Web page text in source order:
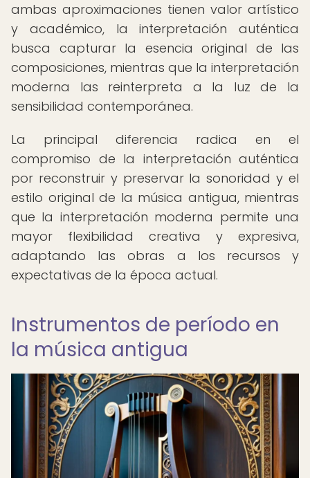
ambas aproximaciones tienen valor artístico
y académico, la interpretación auténtica
busca capturar la esencia original de las
composiciones, mientras que la interpretación
moderna las reinterpreta a la luz de la
sensibilidad contemporánea.
La principal diferencia radica en el
compromiso de la interpretación auténtica
por reconstruir y preservar la sonoridad y el
estilo original de la música antigua, mientras
que la interpretación moderna permite una
mayor flexibilidad creativa y expresiva,
adaptando las obras a los recursos y
expectativas de la época actual.
Instrumentos de período en
la música antigua